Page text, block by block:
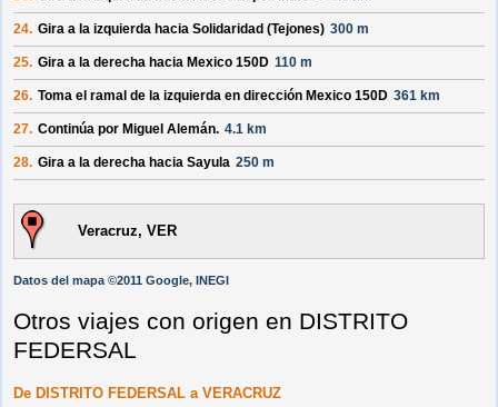
24. Gira a la izquierda hacia Solidaridad (Tejones) 300 m
25. Gira a la derecha hacia Mexico 150D 110 m
26. Toma el ramal de la izquierda en dirección Mexico 150D 361 km
27. Continúa por Miguel Alemán. 4.1 km
28. Gira a la derecha hacia Sayula 250 m
Veracruz, VER
Datos del mapa ©2011 Google, INEGI
Otros viajes con origen en DISTRITO
FEDERSAL
De DISTRITO FEDERSAL a VERACRUZ